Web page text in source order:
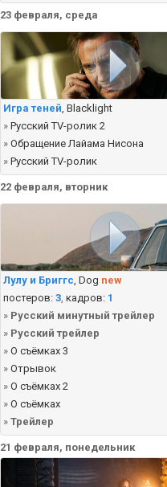
23 февраля, среда
Игра теней, Blacklight
» Русский TV-ролик 2
» Обращение Лайама Нисона
» Русский TV-ролик
22 февраля, вторник
Лулу и Бриггс, Dog new
постеров: 3, кадров: 1
» Русский минутный трейлер
» Русский трейлер
» О съёмках 3
» Отрывок
» О съёмках 2
» О съёмках
» Трейлер
21 февраля, понедельник